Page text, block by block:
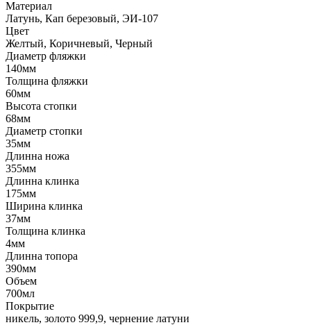
Материал
Латунь, Кап березовый, ЭИ-107
Цвет
Желтый, Коричневый, Черный
Диаметр фляжки
140мм
Толщина фляжки
60мм
Высота стопки
68мм
Диаметр стопки
35мм
Длинна ножа
355мм
Длинна клинка
175мм
Ширина клинка
37мм
Толщина клинка
4мм
Длинна топора
390мм
Объем
700мл
Покрытие
никель, золото 999,9, чернение латуни